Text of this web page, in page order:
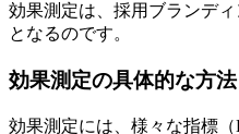
効果測定は、採用ブランデ
となるのです。
効果測定の具体的な方法
効果測定には、様々な指標